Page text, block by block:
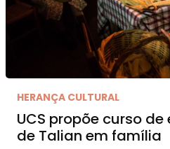
HERANÇA CULTURAL
UCS propõe curso
de Talian em família